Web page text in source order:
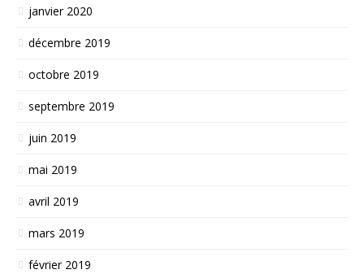
janvier 2020
décembre 2019
octobre 2019
septembre 2019
juin 2019
mai 2019
avril 2019
mars 2019
février 2019